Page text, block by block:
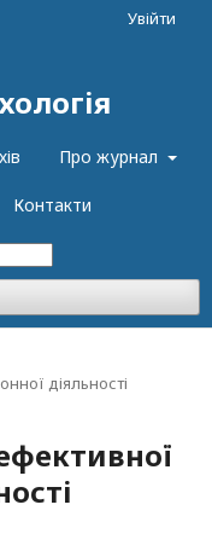
Про журнал
Контакти
Увійти
діяльності